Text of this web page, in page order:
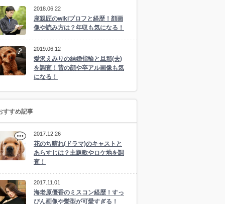
2018.06.22
座親匠のwikiプロフと経歴！顔画
像や読み方は？年収も気になる！
2019.06.12
愛沢えみりの結婚指輪と旦那(夫)
を調査！昔の顔や卒アル画像も気
になる！
すすめ記事
2017.12.26
花のち晴れ(ドラマ)のキャストと
あらすじは？主題歌やロケ地を調
査！
2017.11.01
海老原優香のミスコン経歴！すっ
ぴん画像や髪型が可愛すぎる！